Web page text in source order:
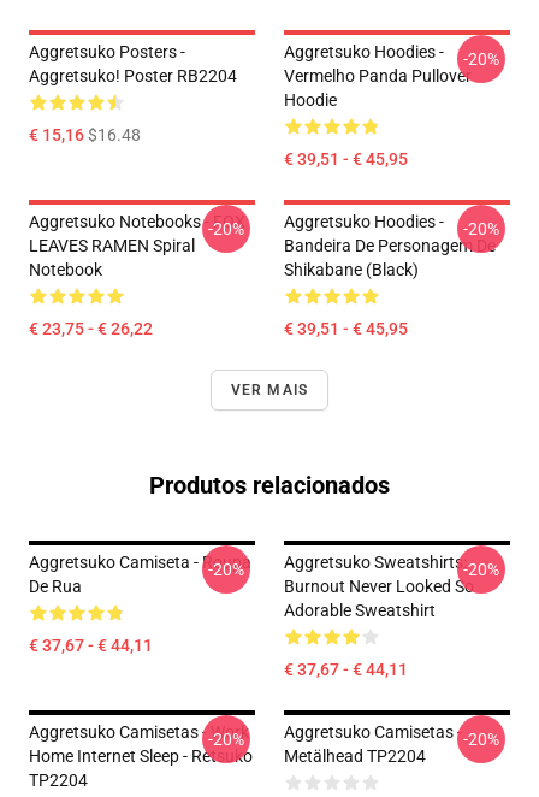
Aggretsuko Posters -
Aggretsuko! Poster RB2204
€ 15,16$16.48
Aggretsuko Hoodies -
Vermelho Panda Pullover
Hoodie
€ 39,51 - € 45,95
-20%
Aggretsuko Notebooks - FOX
LEAVES RAMEN Spiral
Notebook
€ 23,75 - € 26,22
-20%
Aggretsuko Hoodies -
Bandeira De Personagem De
Shikabane (Black)
€ 39,51 - € 45,95
-20%
VER MAIS
Produtos relacionados
Aggretsuko Camiseta - Roupa
De Rua
€ 37,67 - € 44,11
-20%
Aggretsuko Sweatshirts:
Burnout Never Looked So
Adorable Sweatshirt
€ 37,67 - € 44,11
-20%
Aggretsuko Camisetas - Work
Home Internet Sleep - Retsuko
TP2204
-20%
Aggretsuko Camisetas -
Metälhead TP2204
-20%